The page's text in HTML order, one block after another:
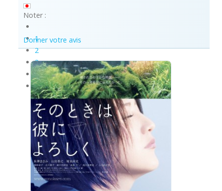
Noter :
1
2
3
4
5
Donner votre avis